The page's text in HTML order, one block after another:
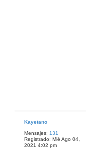
Kayetano
Mensajes: 131
Registrado: Mié Ago 04,
2021 4:02 pm